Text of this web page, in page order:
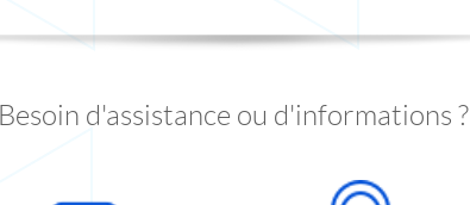
Besoin d'assistance ou d'informations ?